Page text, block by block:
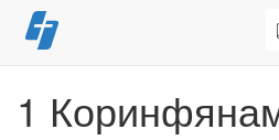
Перейти
к
1